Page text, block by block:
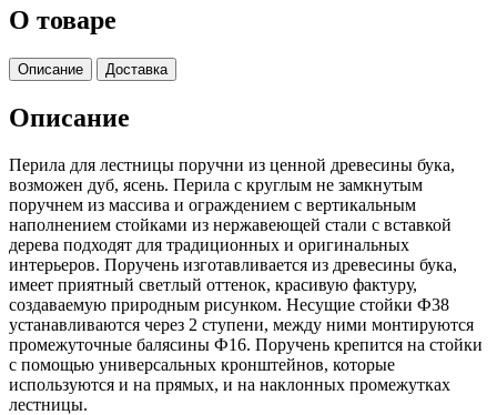
О товаре
Описание Доставка
Описание
Перила для лестницы поручни из ценной древесины бука,
возможен дуб, ясень. Перила с круглым не замкнутым
поручнем из массива и ограждением с вертикальным
наполнением стойками из нержавеющей стали с вставкой
дерева подходят для традиционных и оригинальных
интерьеров. Поручень изготавливается из древесины бука,
имеет приятный светлый оттенок, красивую фактуру,
создаваемую природным рисунком. Несущие стойки Ф38
устанавливаются через 2 ступени, между ними монтируются
промежуточные балясины Ф16. Поручень крепится на стойки
с помощью универсальных кронштейнов, которые
используются и на прямых, и на наклонных промежутках
лестницы.